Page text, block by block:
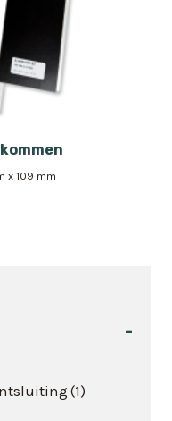
x 109 mm
-
(1)